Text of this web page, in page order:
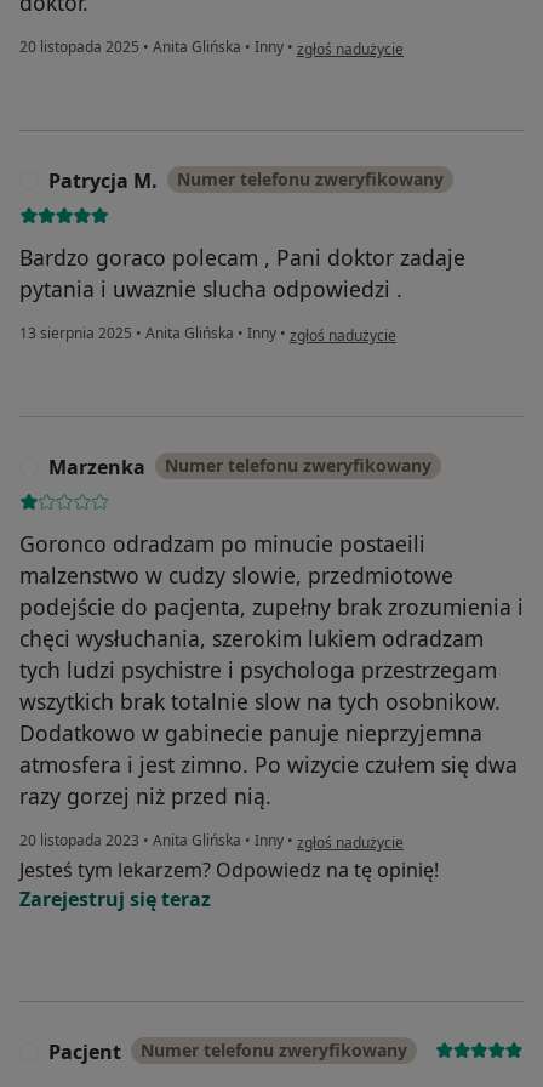
20 listopada 2025 • Anita Glińska • Inny • w opinii użytkownika Patryk
zgłoś nadużycie
Patrycja M. Numer telefonu zweryfikowany
Bardzo goraco polecam , Pani doktor zadaje
pytania i uwaznie slucha odpowiedzi .
13 sierpnia 2025 • Anita Glińska • Inny • w opinii użytkownika Patrycja M.
zgłoś nadużycie
Marzenka Numer telefonu zweryfikowany
Goronco odradzam po minucie postaeili
malzenstwo w cudzy slowie, przedmiotowe
podejście do pacjenta, zupełny brak zrozumienia i
chęci wysłuchania, szerokim lukiem odradzam
tych ludzi psychistre i psychologa przestrzegam
wszytkich brak totalnie slow na tych osobnikow.
Dodatkowo w gabinecie panuje nieprzyjemna
atmosfera i jest zimno. Po wizycie czułem się dwa
razy gorzej niż przed nią.
20 listopada 2023 • Anita Glińska • Inny • w opinii użytkownika Marzenka
zgłoś nadużycie
Jesteś tym lekarzem? Odpowiedz na tę opinię!
Zarejestruj się teraz
Pacjent Numer telefonu zweryfikowany